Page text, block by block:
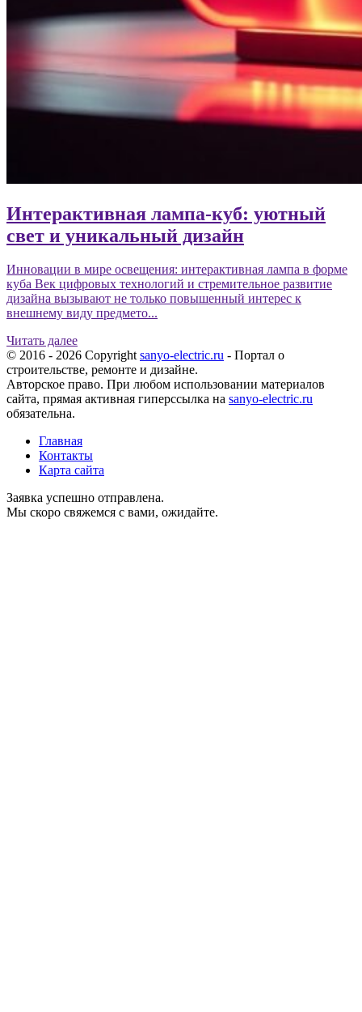
Интерактивная лампа-куб: уютный
свет и уникальный дизайн
Инновации в мире освещения: интерактивная лампа в форме
куба Век цифровых технологий и стремительное развитие
дизайна вызывают не только повышенный интерес к
внешнему виду предмето...
Читать далее
© 2016 - 2026 Copyrightsanyo-electric.ru - Портал о
строительстве, ремонте и дизайне.
Авторское право. При любом использовании материалов
сайта, прямая активная гиперссылка на sanyo-electric.ru
обязательна.
Главная
Контакты
Карта сайта
Заявка успешно отправлена.
Мы скоро свяжемся с вами, ожидайте.